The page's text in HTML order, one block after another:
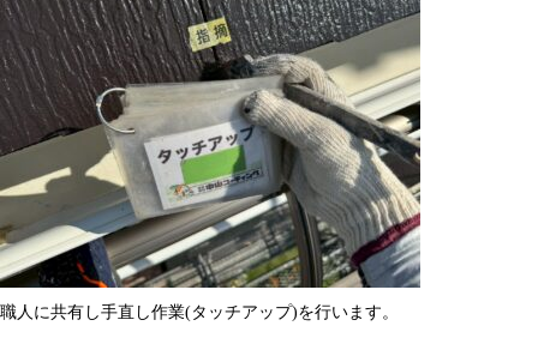
職人に共有し手直し作業(タッチアップ)を行います。